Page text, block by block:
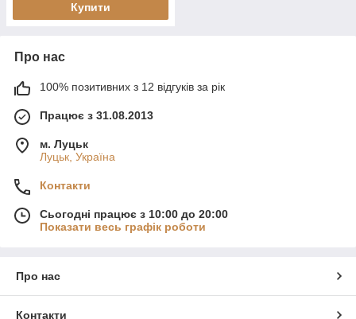
Купити
Про нас
100% позитивних з 12 відгуків за рік
Працює з 31.08.2013
м. Луцьк
Луцьк, Україна
Контакти
Сьогодні працює з 10:00 до 20:00
Показати весь графік роботи
Про нас
Контакти